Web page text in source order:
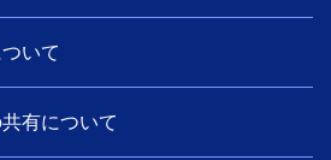
いて
有について